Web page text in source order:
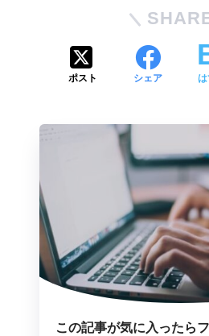
ポスト シェア
この記事が気に入ったら